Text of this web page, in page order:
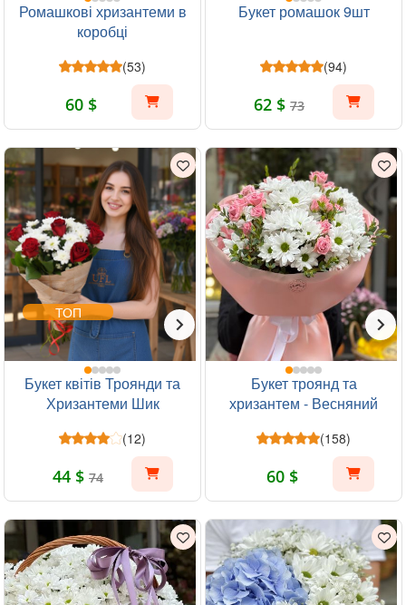
Ромашкові хризантеми в
коробці
(53)
60 $
Букет ромашок 9шт
(94)
62 $ 73
ТОП
Букет квітів Троянди та
Хризантеми Шик
(12)
44 $ 74
Букет троянд та
хризантем - Весняний
(158)
60 $